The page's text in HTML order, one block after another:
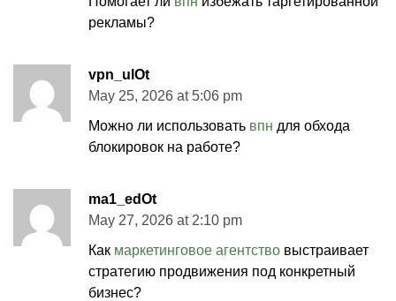
рекламы?
vpn_ulOt
May 25, 2026 at 5:06 pm
Можно ли использовать впн для обхода
блокировок на работе?
ma1_edOt
May 27, 2026 at 2:10 pm
Как маркетинговое агентство выстраивает
стратегию продвижения под конкретный
бизнес?